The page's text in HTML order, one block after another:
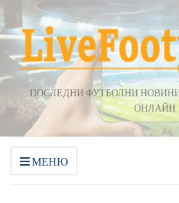
ПОСЛЕДНИ ФУТБОЛНИ
ОНЛАЙН
МЕНЮ